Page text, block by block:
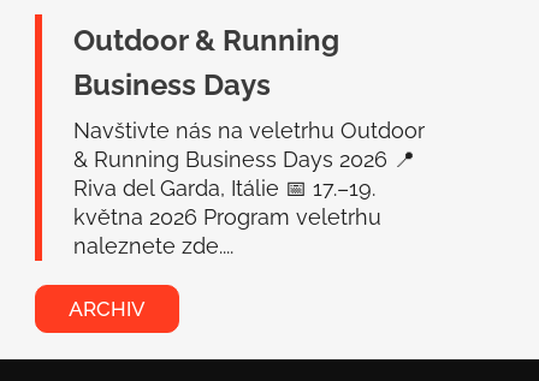
Outdoor & Running
Business Days
Navštivte nás na veletrhu Outdoor
& Running Business Days 2026 📍
Riva del Garda, Itálie 📅 17.–19.
května 2026 Program veletrhu
naleznete zde....
ARCHIV